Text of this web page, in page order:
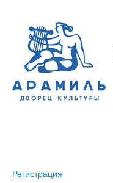
Регистрация